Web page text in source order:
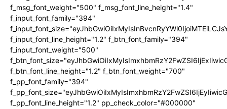
f_msg_font_weight="500" f_msg_font_line_height="1.4"
f_input_font_family="394"
f_input_font_line_height="1.2" f_btn_font_family="394"
f_input_font_weight="500"
f_btn_font_line_height="1.2" f_btn_font_weight="700"
f_pp_font_family="394"
f_pp_font_line_height="1.2" pp_check_color="#000000"